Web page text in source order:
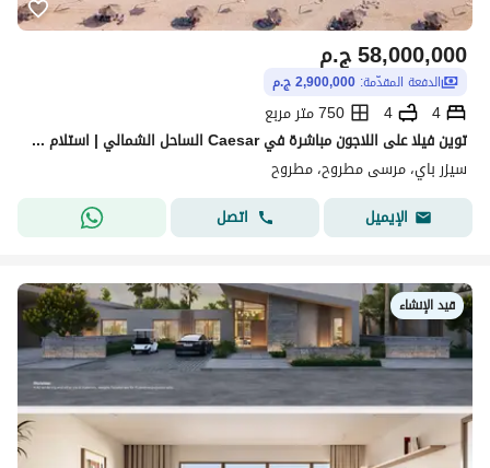
ج.م58,000,000
الدفعة المقدّمة: 2,900,000 ج.م
4
4
750 متر مربع
توين فيلا على اللاجون مباشرة في Caesar الساحل الشمالي | استلام خلال سنة | رأس الحكمة قريبه من البحر
سيزر باي، مرسى مطروح، مطروح
الإيميل
اتصل
قيد الإنشاء